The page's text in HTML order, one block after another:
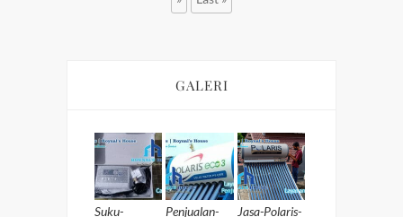
GALERI
Suku-
Penjualan-
Jasa-Polaris-